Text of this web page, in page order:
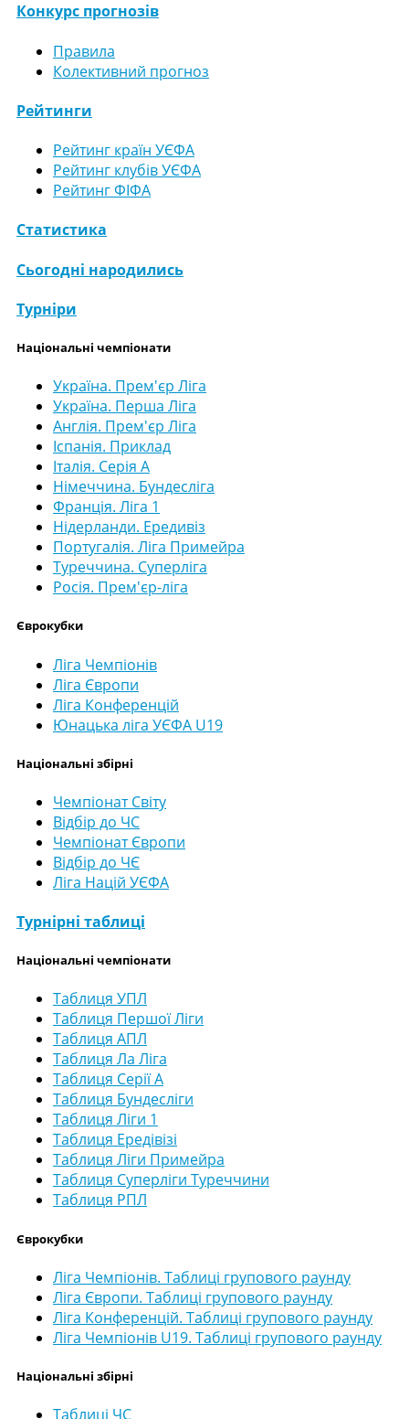
Конкурс прогнозів
Правила
Колективний прогноз
Рейтинги
Рейтинг країн УЄФА
Рейтинг клубів УЄФА
Рейтинг ФІФА
Статистика
Сьогодні народились
Турніри
Національні чемпіонати
Україна. Прем'єр Ліга
Україна. Перша Ліга
Англія. Прем'єр Ліга
Іспанія. Приклад
Італія. Серія А
Німеччина. Бундесліга
Франція. Ліга 1
Нідерланди. Ередивіз
Португалія. Ліга Примейра
Туреччина. Суперліга
Росія. Прем'єр-ліга
Єврокубки
Ліга Чемпіонів
Ліга Європи
Ліга Конференцій
Юнацька ліга УЄФА U19
Національні збірні
Чемпіонат Світу
Відбір до ЧС
Чемпіонат Європи
Відбір до ЧЄ
Ліга Націй УЄФА
Турнірні таблиці
Національні чемпіонати
Таблиця УПЛ
Таблиця Першої Ліги
Таблиця АПЛ
Таблиця Ла Ліга
Таблиця Серії А
Таблиця Бундесліги
Таблиця Ліги 1
Таблиця Ередівізі
Таблиця Ліги Примейра
Таблиця Суперліги Туреччини
Таблиця РПЛ
Єврокубки
Ліга Чемпіонів. Таблиці групового раунду
Ліга Європи. Таблиці групового раунду
Ліга Конференцій. Таблиці групового раунду
Ліга Чемпіонів U19. Таблиці групового раунду
Національні збірні
Таблиці ЧС